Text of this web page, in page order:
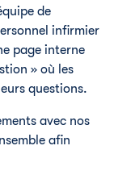
de
infirmier
page interne
» où les
questions.
avec nos
afin